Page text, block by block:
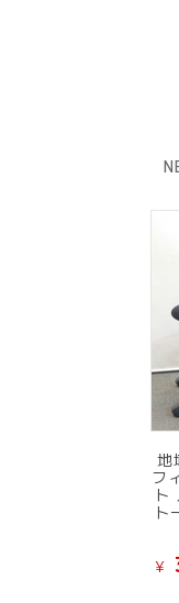
地
フ
ト
ト
¥